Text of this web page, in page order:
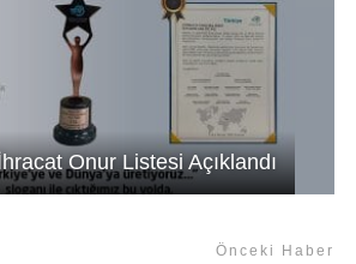
Onur Listesi Açıklandı
Önceki Haber